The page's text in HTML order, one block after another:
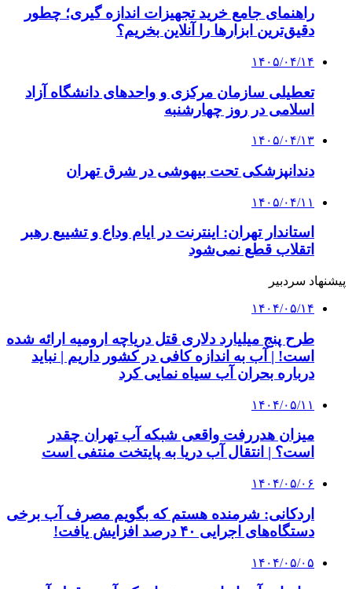
راهنمای جامع خرید تجهیزات اندازه گیری؛ چطور
دقیق‌ترین ابزارها را آنلاین بخریم؟
۱۴۰۵/۰۴/۱۴
تعطیلی سازمان مرکزی و واحدهای دانشگاه آزاد
اسلامی در روز چهارشنبه
۱۴۰۵/۰۴/۱۳
دندانپزشکی تحت بیهوشی در شرق تهران
۱۴۰۵/۰۴/۱۱
استاندار تهران: اینترنت در ایام وداع و تشییع رهبر
اتقلاب قطع نمی‌شود
پیشنهاد سردبیر
۱۴۰۴/۰۵/۱۴
طرح پنج میلیارد دلاری قتل دریاچه ارومیه ارائه شده
است! | آب به اندازه کافی در کشور داریم | نباید
درباره بحران آب سیاه نمایی کرد
۱۴۰۴/۰۵/۱۱
میزان هدررفت واقعی شبکه آب تهران چقدر
است؟ | انتقال آب دریا به پایتخت منتفی است
۱۴۰۴/۰۵/۰۶
اردکانی: شرمنده هستم که بگویم مصرف آب برخی
دستگاه‌های اجرایی ۴۰ درصد افزایش یافت!
۱۴۰۴/۰۵/۰۵